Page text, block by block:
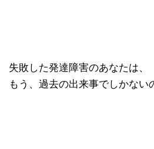
失敗した発達障害のあなたは、
もう、過去の出来事でしかない